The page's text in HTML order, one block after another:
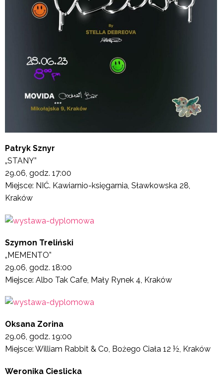
Patryk Sznyr
„STANY”
29.06, godz. 17:00
Miejsce: NIĆ. Kawiarnio-księgarnia, Sławkowska 28,
Kraków
Szymon Treliński
„MEMENTO”
29.06, godz. 18:00
Miejsce: Albo Tak Cafe, Mały Rynek 4, Kraków
Oksana Zorina
29.06, godz. 19:00
Miejsce: William Rabbit & Co, Bożego Ciała 12 ½, Kraków
Weronika Cieslicka